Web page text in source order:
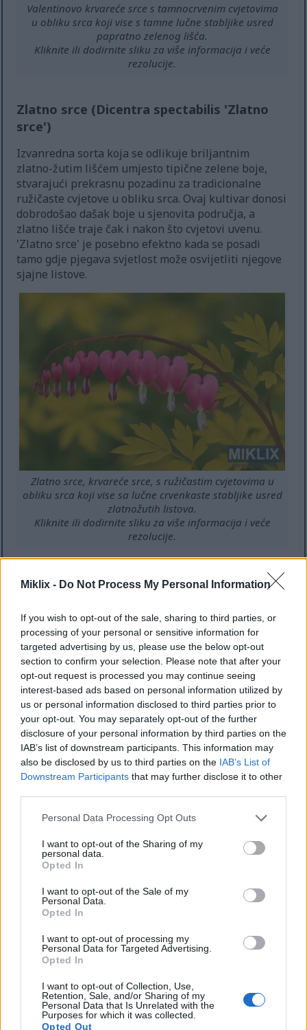
Miklix - Do Not Process My Personal Information
If you wish to opt-out of the sale, sharing to third parties, or
processing of your personal or sensitive information for
targeted advertising by us, please use the below opt-out
section to confirm your selection. Please note that after your
opt-out request is processed you may continue seeing
interest-based ads based on personal information utilized by
us or personal information disclosed to third parties prior to
your opt-out. You may separately opt-out of the further
disclosure of your personal information by third parties on the
IAB’s list of downstream participants. This information may
also be disclosed by us to third parties on the IAB’s List of
Downstream Participants that may further disclose it to other
Please note that this website/app uses one or more Google
not limited to your visit or usage behaviour. You may click to
grant or deny consent to Google and its third-party tags to
use your data for below specified purposes in below Google
consent section.
Personal Data Processing Opt Outs
I want to opt-out of the Sharing of my
personal data.
Opted In
I want to opt-out of the Sale of my
Personal Data.
Opted In
I want to opt-out of processing my
Personal Data for Targeted Advertising.
Opted In
I want to opt-out of Collection, Use,
Retention, Sale, and/or Sharing of my
Personal Data that Is Unrelated with the
Purposes for which it was collected.
Opted Out
Valentinovo krvareće srce s tamnocrvenim cvjetovima
u obliku srca koji vise s tamne lučne stabljike usred
papratno zelenog lišća.
Kliknite ili dodirnite sliku za više informacija i veće
rezolucije.
Zlatno srce (Dicentra spectabilis 'Zlatno
srce')
Izvanredna sorta koja se odlikuje briljantnim
zlatno-žutim lišćem umjesto tipične zelene boje,
stvarajući prekrasnu pozadinu za tradicionalne
ružičaste cvjetove u obliku srca. Ovaj kultivar donosi
dobrodošao dašak boje u sjenovita područja, a
zlatno lišće traje čak i nakon što cvjetovi uvenu.
'Zlatno srce' je posebno efektno kada se posadi
tamo gdje pjegava svjetlost može osvijetliti njegove
sjajne listove.
Zlatno srce, krvareće srce, s ružičastim cvjetovima u
obliku srca koji vise sa lučne crvenkaste stabljike usred
zlatnožutih listova.
Kliknite ili dodirnite sliku za više informacija i veće
rezolucije.
Goruća srca (Dicentra 'Goruća srca')
intenzivno trešnjinocrvenim cvjetovima koji se
dramatično ističu naspram fino rezanog
plavozelenog lišća. Ova sorta pripada grupi
papratolista (hibridi D. formosa) i nudi dužu sezonu
cvjetanja, često cvjetajući od proljeća do jeseni uz
pravilnu njegu. Njena manja veličina čini je
savršenom za sadnju ispred ivice vrta i vrtove u
posudama.
Goruće srce / Bleeding Hearts - Krvarenje srca s
tamnocrvenim cvjetovima u obliku srca koji vise sa
zakrivljene crvenkaste stabljike usred plavo-zelenog
Kliknite ili dodirnite sliku za više informacija i veće
rezolucije.